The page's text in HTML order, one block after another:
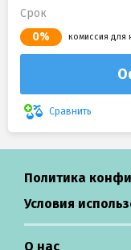
Срок
0% комиссия для
Сравнить
Политика
Условия
О нас